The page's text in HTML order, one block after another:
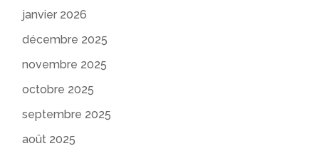
janvier 2026
décembre 2025
novembre 2025
octobre 2025
septembre 2025
août 2025